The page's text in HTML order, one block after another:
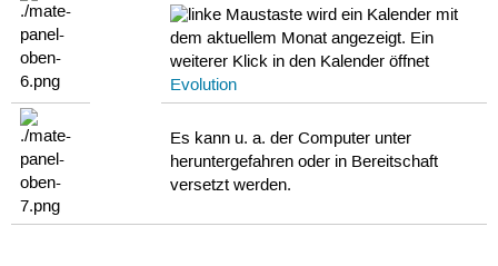
wird ein Kalender mit
dem aktuellem Monat angezeigt. Ein
weiterer Klick in den Kalender öffnet
Evolution
Es kann u. a. der Computer unter
heruntergefahren oder in Bereitschaft
versetzt werden.